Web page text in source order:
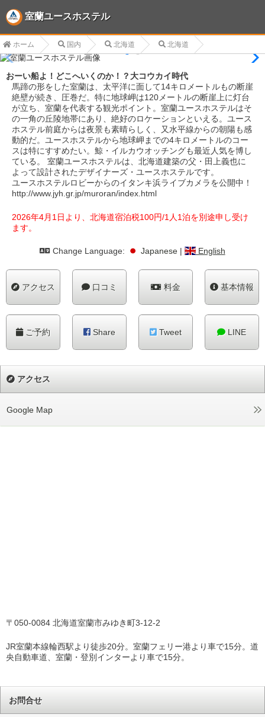
室蘭ユースホステル
ホーム 国内 北海道 北海道
おーい船よ！どこへいくのか！？大コウカイ時代
馬蹄の形をした室蘭は、太平洋に面して14キロメートルもの断崖
絶壁が続き、圧巻だ。特に地球岬は120メートルの断崖上に灯台
が立ち、室蘭を代表する観光ポイント。室蘭ユースホステルはそ
の一角の丘陵地帯にあり、絶好のロケーションといえる。ユース
ホステル前庭からは夜景も素晴らしく、又水平線からの朝陽も感
動的だ。ユースホステルから地球岬までの4キロメートルのコー
スは特にすすめたい。鯨・イルカウオッチングも最近人気を博し
ている。 室蘭ユースホステルは、北海道建築の父・田上義也に
よって設計されたデザイナーズ・ユースホステルです。
ユースホステルロビーからのイタンキ浜ライブカメラを公開中！
http://www.jyh.gr.jp/muroran/index.html
2026年4月1日より、北海道宿泊税100円/1人1泊を別途申し受け
ます。
Change Language: Japanese | English
アクセス 口コミ 料金 基本情報
ご予約 Share Tweet LINE
アクセス
Google Map
〒050-0084 北海道室蘭市みゆき町3-12-2
JR室蘭本線輪西駅より徒歩20分。室蘭フェリー港より車で15分。道
央自動車道、室蘭・登別インターより車で15分。
お問合せ